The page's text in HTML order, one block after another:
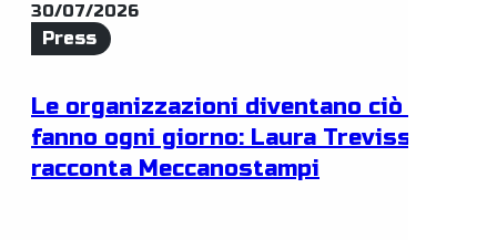
30/07/2026
Press
Le organizzazioni diventano ciò che
fanno ogni giorno: Laura Trevisson
racconta Meccanostampi